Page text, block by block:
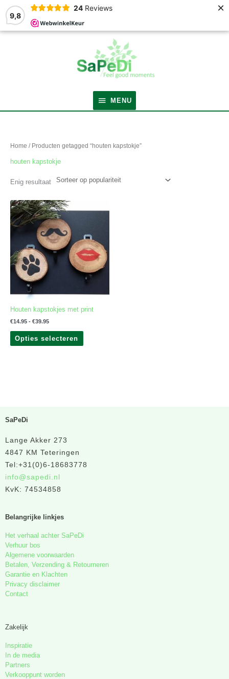
9,8
24 Reviews ×
MENU
MENU
Home / Producten getagged “houten kapstokje”
houten kapstokje
Enig resultaat
Houten kapstokjes met print
€14.95 - €39.95
Prijsklasse:
€14.95
tot
€39.95
Opties selecteren
meerdere
variaties.
Deze
optie
kan
de
SaPeDi
Lange Akker 273
4847 KM Teteringen
Tel:+31(0)6-18683778
info@sapedi.nl
KvK: 74534858
Belangrijke linkjes
Het verhaal achter SaPeDi
Verhuur bos
Algemene voorwaarden
Betalen, Verzending & Retourneren
Garantie en Klachten
Privacy disclaimer
Contact
Zakelijk
Inspiratie
In de media
Partners
Verkooppunt worden